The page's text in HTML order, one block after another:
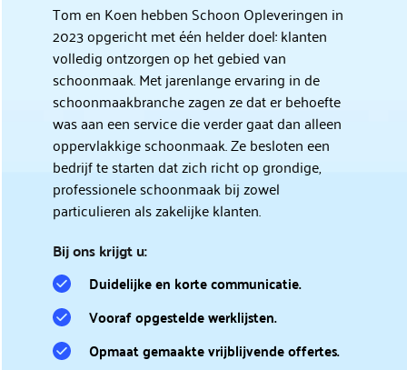
Tom en Koen hebben Schoon Opleveringen in
2023 opgericht met één helder doel: klanten
volledig ontzorgen op het gebied van
schoonmaak. Met jarenlange ervaring in de
schoonmaakbranche zagen ze dat er behoefte
was aan een service die verder gaat dan alleen
oppervlakkige schoonmaak. Ze besloten een
bedrijf te starten dat zich richt op grondige,
professionele schoonmaak bij zowel
particulieren als zakelijke klanten.
Bij ons krijgt u:
Duidelijke en korte communicatie.
Vooraf opgestelde werklijsten.
Opmaat gemaakte vrijblijvende offertes.